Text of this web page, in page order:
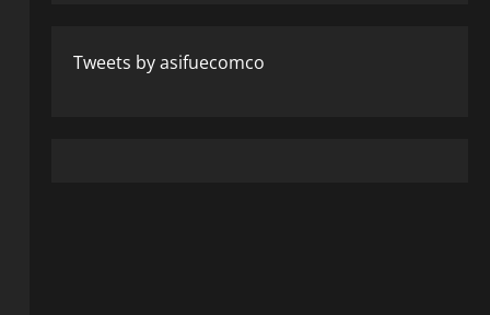
Tweets by asifuecomco